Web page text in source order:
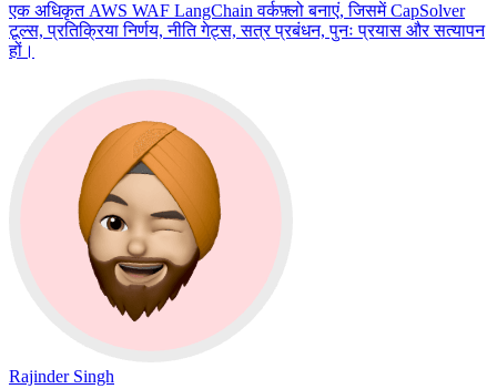
एक अधिकृत AWS WAF LangChain वर्कफ़्लो बनाएं, जिसमें CapSolver
टूल्स, प्रतिक्रिया निर्णय, नीति गेट्स, सत्र प्रबंधन, पुनः प्रयास और सत्यापन
हों।
Rajinder Singh